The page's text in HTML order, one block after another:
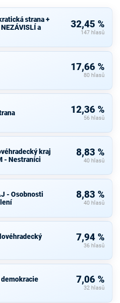
strana +
a
32,45 %
147 hlasů
17,66 %
80 hlasů
12,36 %
56 hlasů
kraj
- Nestraníci
8,83 %
40 hlasů
- Osobnosti
8,83 %
40 hlasů
7,94 %
36 hlasů
demokracie
7,06 %
32 hlasů